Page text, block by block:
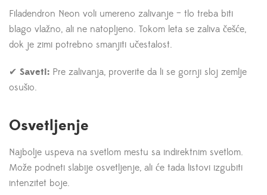
Filadendron Neon voli umereno zalivanje – tlo treba biti
blago vlažno, ali ne natopljeno. Tokom leta se zaliva češće,
dok je zimi potrebno smanjiti učestalost.
✔ Saveti: Pre zalivanja, proverite da li se gornji sloj zemlje
osušio.
Osvetljenje
Najbolje uspeva na svetlom mestu sa indirektnim svetlom.
Može podneti slabije osvetljenje, ali će tada listovi izgubiti
intenzitet boje.